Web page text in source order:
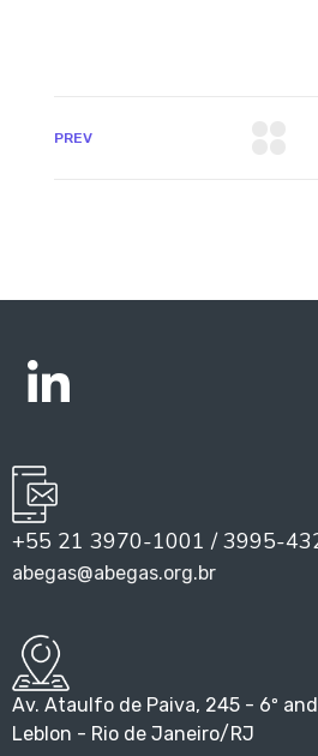
PREV
+55 21 3970-1001 / 3995-
abegas@abegas.org.br
Av. Ataulfo de Paiva, 245 - 6º
Leblon - Rio de Janeiro/RJ